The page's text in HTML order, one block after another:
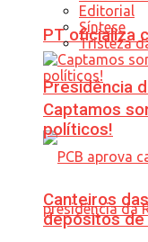
PT oficializa
Presidência
Editorial
Síntese
Tristeza
Captamos
políticos!
Canteiros
depósitos de